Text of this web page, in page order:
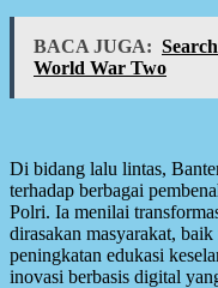
BACA JUGA:
World War Two
Di bidang lalu lintas,
terhadap berbagai
Polri. Ia menilai
dirasakan masyarakat,
peningkatan edukasi
inovasi berbasis digital